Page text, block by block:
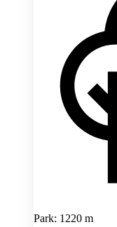
Park: 1220 m